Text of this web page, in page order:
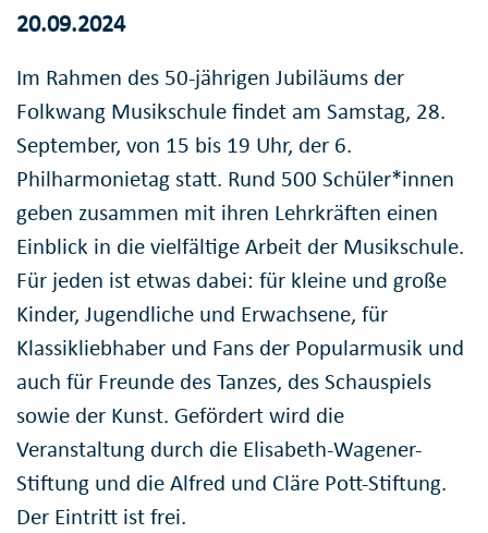
20.09.2024
Im Rahmen des 50-jährigen Jubiläums der
Folkwang Musikschule findet am Samstag, 28.
September, von 15 bis 19 Uhr, der 6.
Philharmonietag statt. Rund 500 Schüler*innen
geben zusammen mit ihren Lehrkräften einen
Einblick in die vielfältige Arbeit der Musikschule.
Für jeden ist etwas dabei: für kleine und große
Kinder, Jugendliche und Erwachsene, für
Klassikliebhaber und Fans der Popularmusik und
auch für Freunde des Tanzes, des Schauspiels
sowie der Kunst. Gefördert wird die
Veranstaltung durch die Elisabeth-Wagener-
Stiftung und die Alfred und Cläre Pott-Stiftung.
Der Eintritt ist frei.